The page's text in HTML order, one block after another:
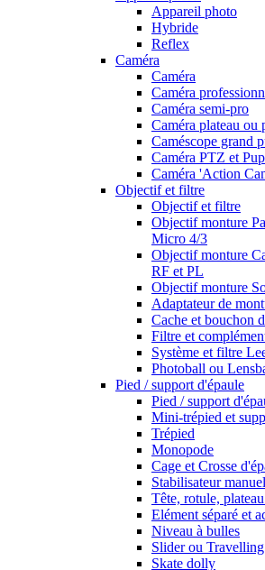
Appareil photo
Hybride
Reflex
Caméra
Caméra
Caméra
Caméra semi-pro
Caméra plateau ou
Caméscope grand
Caméra PTZ et
Caméra 'Action
Objectif et filtre
Objectif et filtre
Objectif monture
Micro 4/3
Objectif monture
RF et PL
Objectif monture
Adaptateur de
Cache et bouchon
Filtre et
Système et filtre
Photoball ou
Pied / support d'épaule
Pied / support
Mini-trépied et
Trépied
Monopode
Cage et Crosse
Stabilisateur manuel
Tête, rotule,
Elément séparé et
Niveau à bulles
Slider ou
Skate dolly